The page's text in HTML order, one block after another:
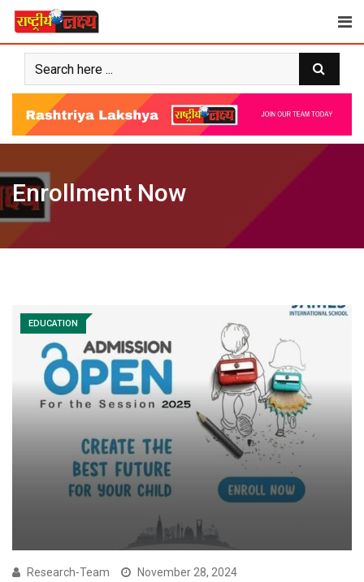
Skip
content
Enrollment Now
EDUCATION
Research-Team November 28, 2024